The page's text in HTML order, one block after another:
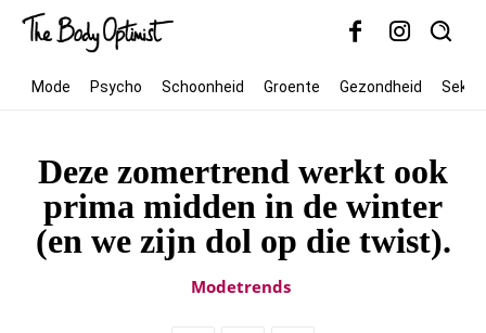
Mode Psycho Schoonheid Groente Gezondheid Seks
Deze zomertrend werkt ook
prima midden in de winter
(en we zijn dol op die twist).
Modetrends